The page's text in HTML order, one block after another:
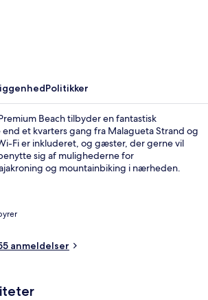
Politikker
Beach tilbyder en fantastisk
et kvarters gang fra Malagueta Strand og
Fi er inkluderet, og gæster, der gerne vil
sig af mulighederne for
og mountainbiking i nærheden.
transport er tæt på: La Malagueta Station
til fods.
anmeldelser